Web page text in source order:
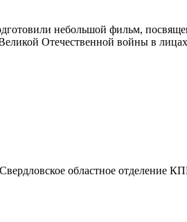
небольшой фильм,
Отечественной войны в
областное отделение